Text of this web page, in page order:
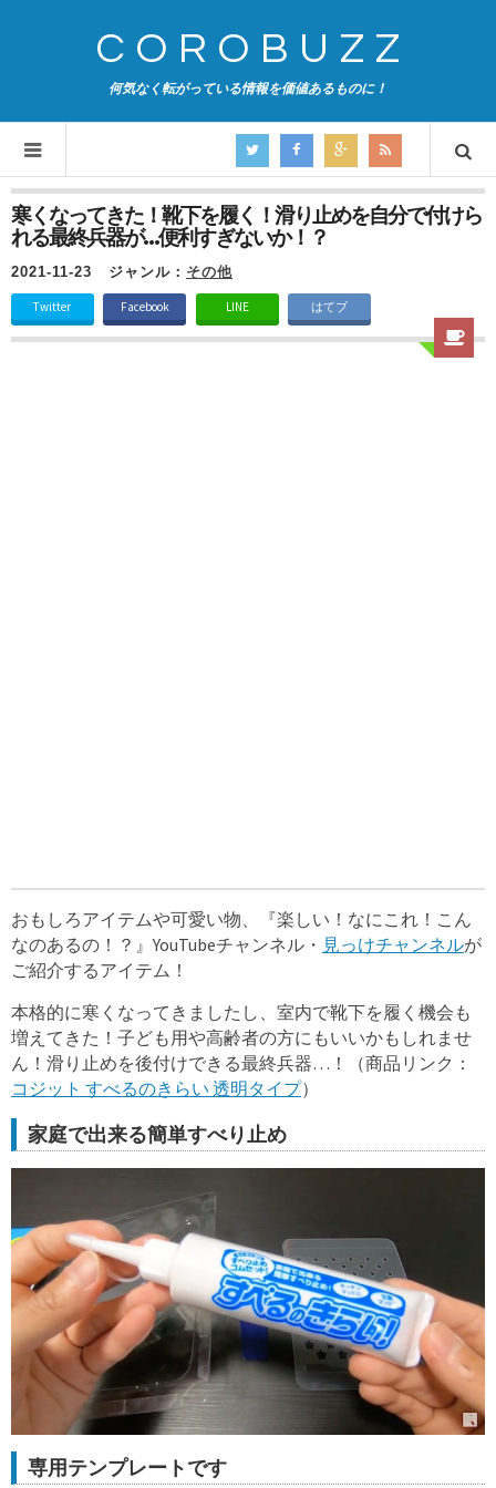
COROBUZZ
何気なく転がっている情報を価値あるものに！
寒くなってきた！靴下を履く！滑り止めを自分で付けら
れる最終兵器が…便利すぎないか！？
2021-11-23 ジャンル： その他
Twitter Facebook LINE はてブ
おもしろアイテムや可愛い物、『楽しい！なにこれ！こん
なのあるの！？』YouTubeチャンネル・ 見っけチャンネルが
ご紹介するアイテム！
本格的に寒くなってきましたし、室内で靴下を履く機会も
増えてきた！子ども用や高齢者の方にもいいかもしれませ
ん！滑り止めを後付けできる最終兵器…！（商品リンク：
コジット すべるのきらい 透明タイプ）
家庭で出来る簡単すべり止め
専用テンプレートです